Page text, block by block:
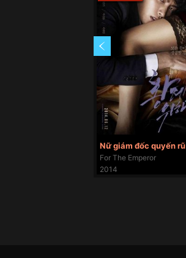
Nữ giám đốc quyến rũ
For The Emperor
2014